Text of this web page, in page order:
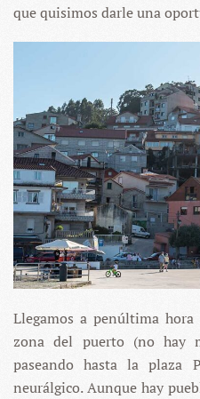
que quisimos darle una
Llegamos a penúltima
zona del puerto (no hay
paseando hasta la plaza
neurálgico. Aunque hay